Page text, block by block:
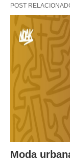
POST
Moda